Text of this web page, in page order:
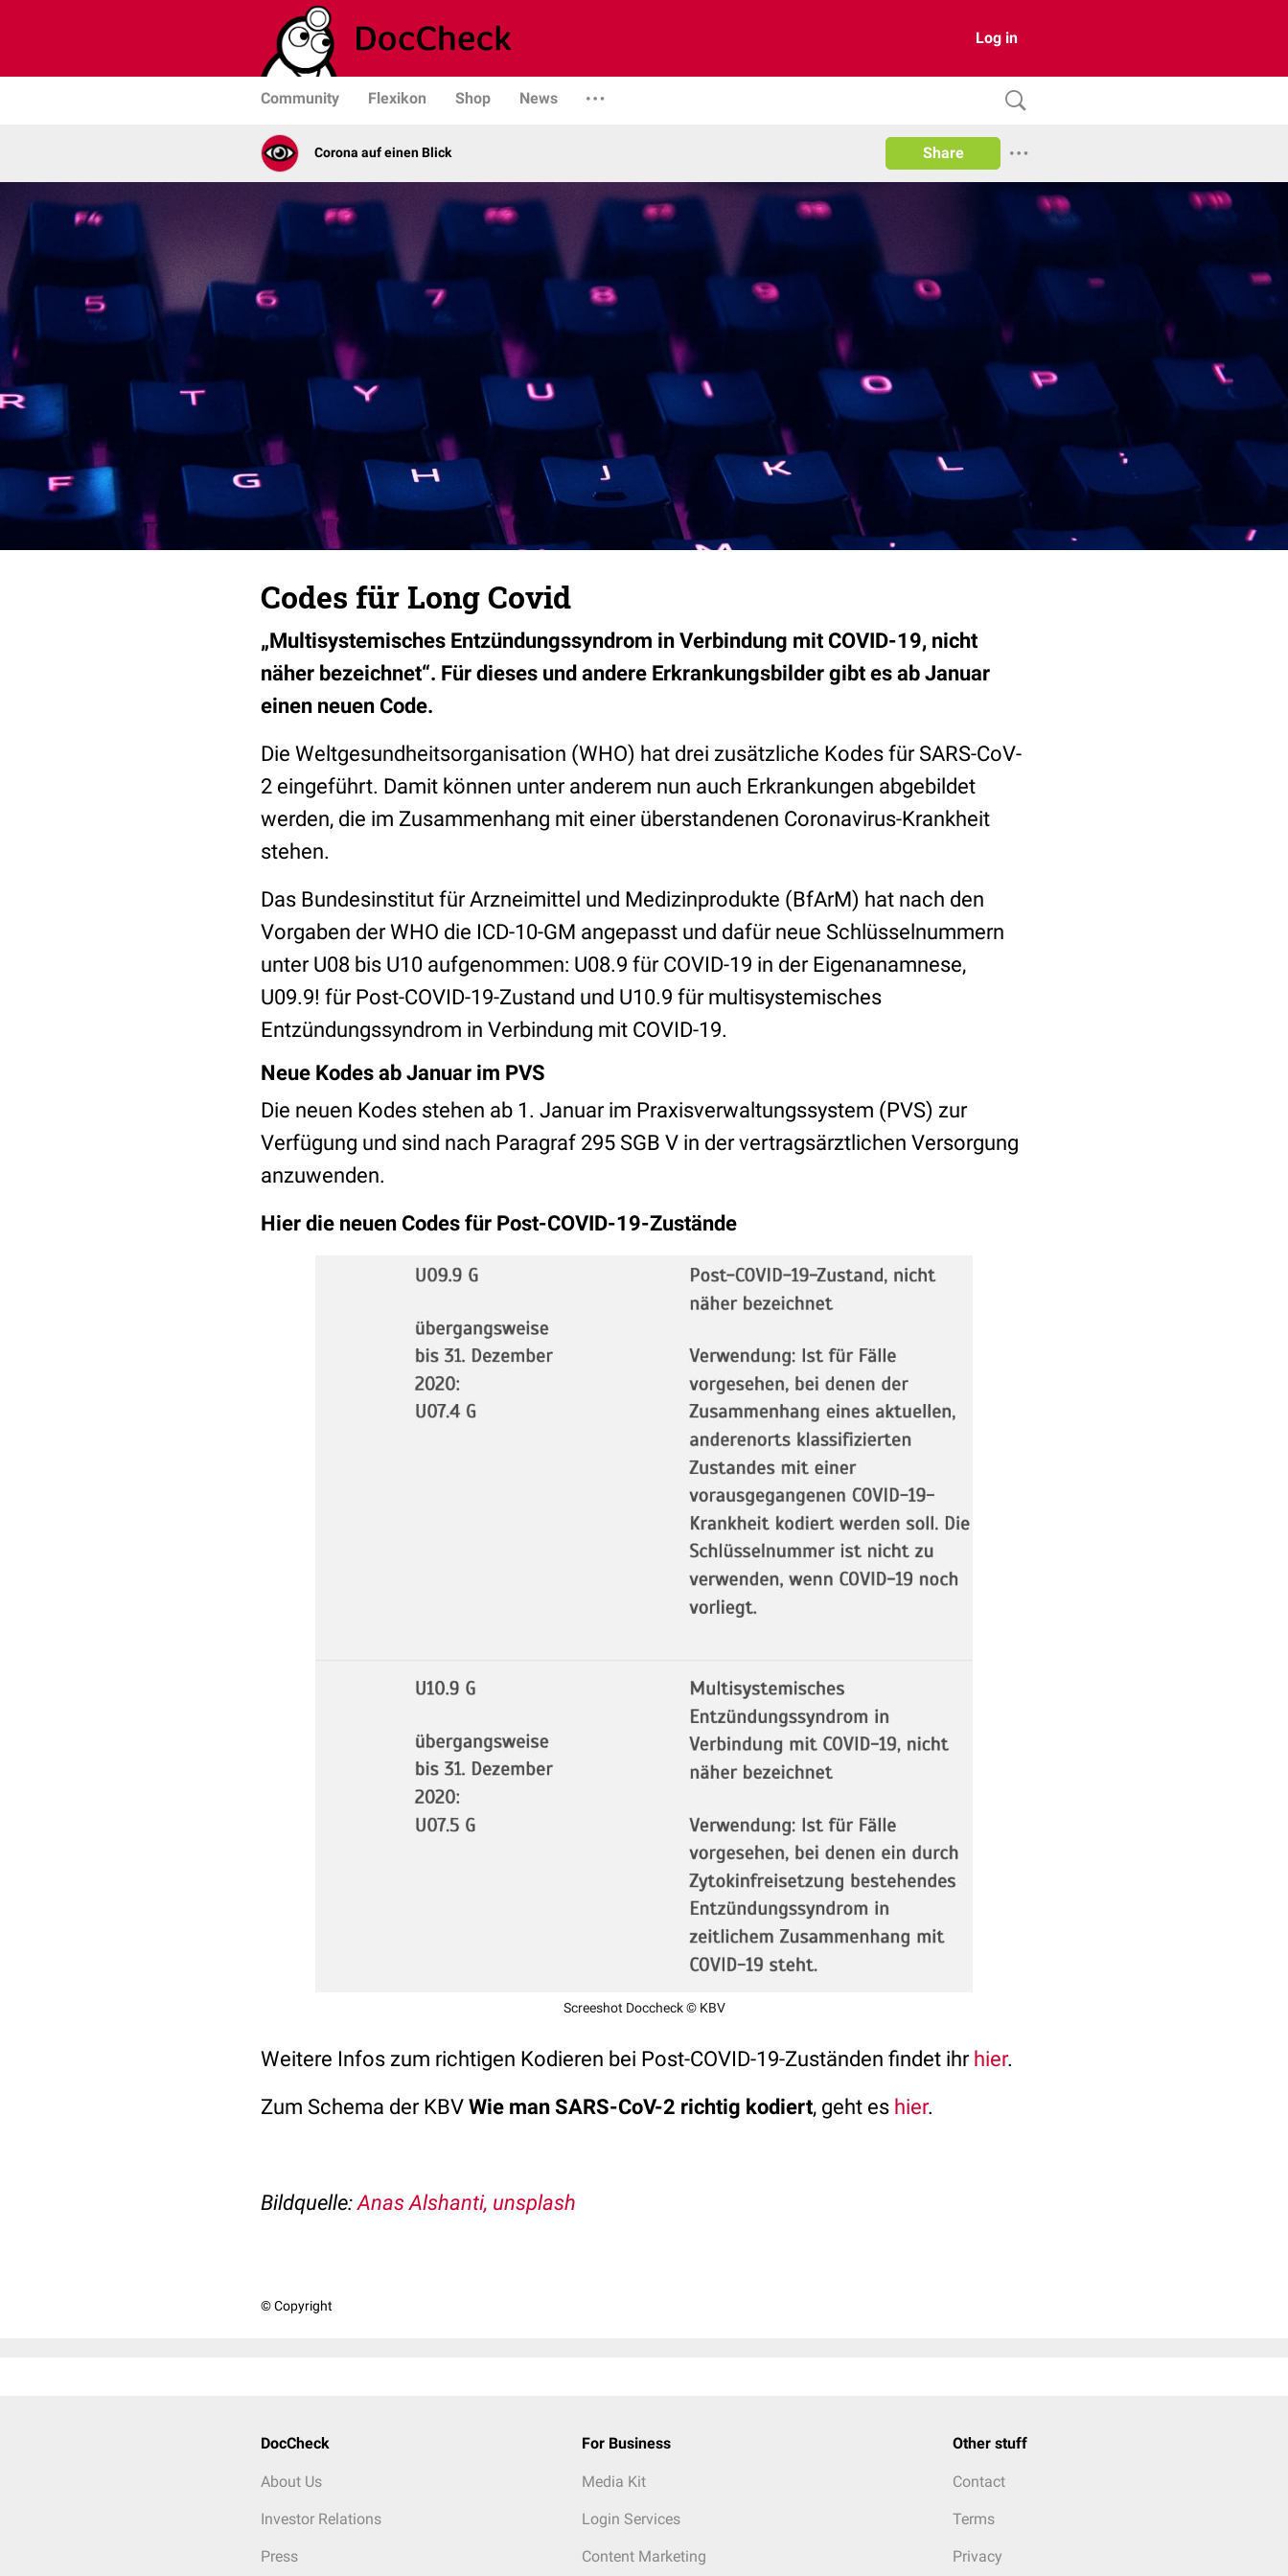
Log in
Community Flexikon Shop News
Corona auf einen Blick Share
Codes für Long Covid
„Multisystemisches Entzündungssyndrom in Verbindung mit COVID-19, nicht
näher bezeichnet“. Für dieses und andere Erkrankungsbilder gibt es ab Januar
einen neuen Code.
Die Weltgesundheitsorganisation (WHO) hat drei zusätzliche Kodes für SARS-CoV-
2 eingeführt. Damit können unter anderem nun auch Erkrankungen abgebildet
werden, die im Zusammenhang mit einer überstandenen Coronavirus-Krankheit
stehen.
Das Bundesinstitut für Arzneimittel und Medizinprodukte (BfArM) hat nach den
Vorgaben der WHO die ICD-10-GM angepasst und dafür neue Schlüsselnummern
unter U08 bis U10 aufgenommen: U08.9 für COVID-19 in der Eigenanamnese,
U09.9! für Post-COVID-19-Zustand und U10.9 für multisystemisches
Entzündungssyndrom in Verbindung mit COVID-19.
Neue Kodes ab Januar im PVS
Die neuen Kodes stehen ab 1. Januar im Praxisverwaltungssystem (PVS) zur
Verfügung und sind nach Paragraf 295 SGB V in der vertragsärztlichen Versorgung
anzuwenden.
Hier die neuen Codes für Post-COVID-19-Zustände
Screeshot Doccheck © KBV
Weitere Infos zum richtigen Kodieren bei Post-COVID-19-Zuständen findet ihr hier.
Zum Schema der KBV Wie man SARS-CoV-2 richtig kodiert, geht es hier.
Bildquelle:Anas Alshanti, unsplash
© Copyright
DocCheck
About Us
Investor Relations
Press
For Business
Media Kit
Login Services
Content Marketing
Other stuff
Contact
Terms
Privacy